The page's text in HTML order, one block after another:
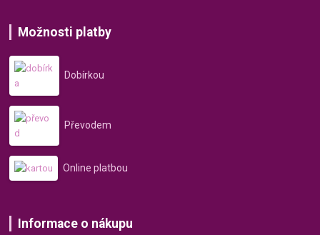
Možnosti platby
Dobírkou
Převodem
Online platbou
Informace o nákupu